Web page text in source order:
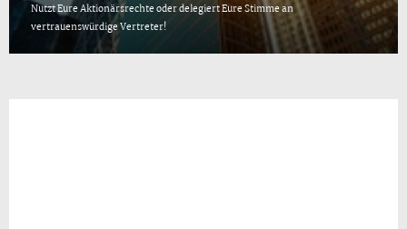
Nutzt Eure Aktionärsrechte oder delegiert Eure Stimme an
vertrauenswürdige Vertreter!